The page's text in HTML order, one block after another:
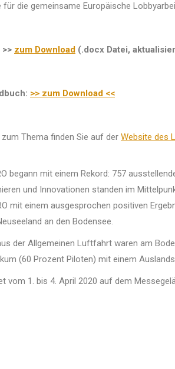
die gemeinsame Europäische
zum Download (.docx Datei,
>> zum Download <<
Thema finden Sie auf der Website des
begann mit einem Rekord: 757
und Innovationen standen im
mit einem ausgesprochen positiven
an den Bodensee.
der Allgemeinen Luftfahrt waren am
(60 Prozent Piloten) mit einem
vom 1. bis 4. April 2020 auf dem